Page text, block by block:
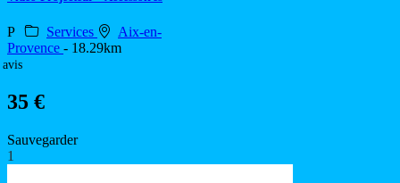
P Services
Aix-en-
Provence - 18.29km
avis
35 €
Sauvegarder
1